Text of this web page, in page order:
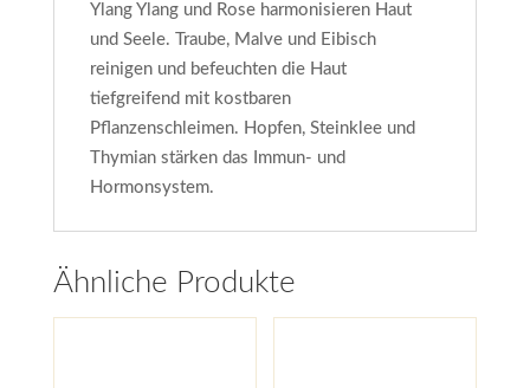
Ylang Ylang und Rose harmonisieren Haut
und Seele. Traube, Malve und Eibisch
reinigen und befeuchten die Haut
tiefgreifend mit kostbaren
Pflanzenschleimen. Hopfen, Steinklee und
Thymian stärken das Immun- und
Hormonsystem.
Ähnliche Produkte